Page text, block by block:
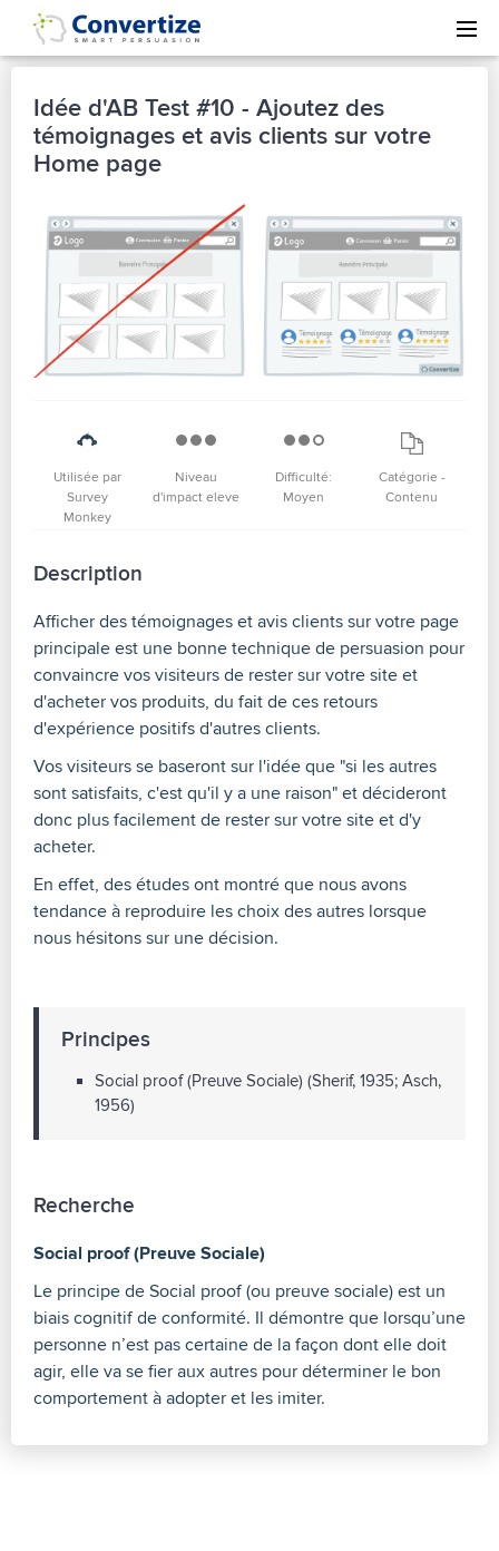
Idée d'AB Test #10 - Ajoutez des
témoignages et avis clients sur votre
Home page
Utilisée par
Survey
Monkey
Niveau
d'impact eleve
Difficulté:
Moyen
Catégorie -
Contenu
Description
Afficher des témoignages et avis clients sur votre page
principale est une bonne technique de persuasion pour
convaincre vos visiteurs de rester sur votre site et
d'acheter vos produits, du fait de ces retours
d'expérience positifs d'autres clients.
Vos visiteurs se baseront sur l'idée que "si les autres
sont satisfaits, c'est qu'il y a une raison" et décideront
donc plus facilement de rester sur votre site et d'y
acheter.
En effet, des études ont montré que nous avons
tendance à reproduire les choix des autres lorsque
nous hésitons sur une décision.
Principes
Social proof (Preuve Sociale) (Sherif, 1935; Asch,
1956)
Recherche
Social proof (Preuve Sociale)
Le principe de Social proof (ou preuve sociale) est un
biais cognitif de conformité. Il démontre que lorsqu’une
personne n’est pas certaine de la façon dont elle doit
agir, elle va se fier aux autres pour déterminer le bon
comportement à adopter et les imiter.